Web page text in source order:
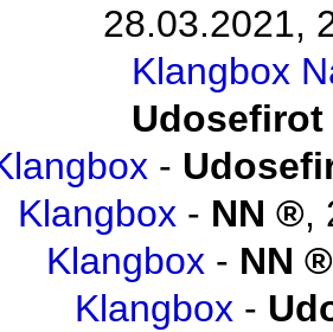
28.03.2021,
Klangbox
Udosefirot
-
Klangbox - NN ,
Klangbox - NN
Klangbox -